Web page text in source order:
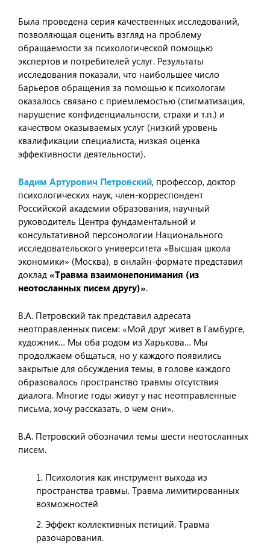
Была проведена серия качественных исследований,
позволяющая оценить взгляд на проблему
обращаемости за психологической помощью
экспертов и потребителей услуг. Результаты
исследования показали, что наибольшее число
барьеров обращения за помощью к психологам
оказалось связано с приемлемостью (стигматизация,
нарушение конфиденциальности, страхи и т.п.) и
качеством оказываемых услуг (низкий уровень
квалификации специалиста, низкая оценка
эффективности деятельности).
Вадим Артурович Петровский, профессор, доктор
психологических наук, член-корреспондент
Российской академии образования, научный
руководитель Центра фундаментальной и
консультативной персонологии Национального
исследовательского университета «Высшая школа
экономики» (Москва), в онлайн-формате представил
доклад «Травма взаимонепонимания (из
неотосланных писем другу)».
В.А. Петровский так представил адресата
неотправленных писем: «Мой друг живет в Гамбурге,
художник… Мы оба родом из Харькова… Мы
продолжаем общаться, но у каждого появились
закрытые для обсуждения темы, в голове каждого
образовалось пространство травмы отсутствия
диалога. Многие годы живут у нас неотправленные
письма, хочу рассказать, о чем они».
В.А. Петровский обозначил темы шести неотосланных
писем.
Психология как инструмент выхода из
пространства травмы. Травма лимитированных
возможностей
Эффект коллективных петиций. Травма
разочарования.